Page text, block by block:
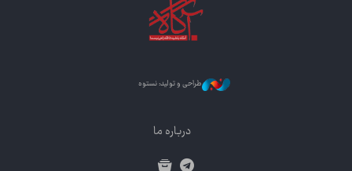
طراحی و تولید: نستوه
درباره ما